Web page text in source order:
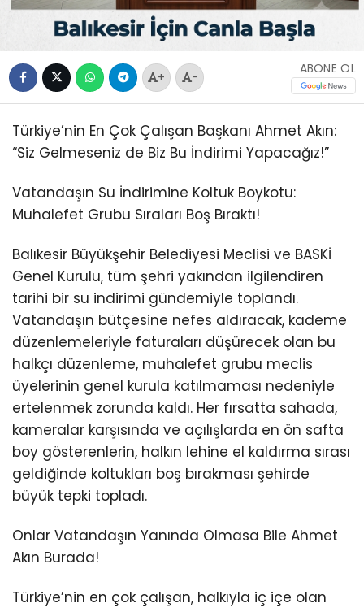
+ -
ABONE OL
Türkiye’nin En Çok Çalışan Başkanı Ahmet Akın:
“Siz Gelmeseniz de Biz Bu İndirimi Yapacağız!”
Vatandaşın Su İndirimine Koltuk Boykotu:
Muhalefet Grubu Sıraları Boş Bıraktı!
Balıkesir Büyükşehir Belediyesi Meclisi ve BASKİ
Genel Kurulu, tüm şehri yakından ilgilendiren
tarihi bir su indirimi gündemiyle toplandı.
Vatandaşın bütçesine nefes aldıracak, kademe
düzenlemeleriyle faturaları düşürecek olan bu
halkçı düzenleme, muhalefet grubu meclis
üyelerinin genel kurula katılmaması nedeniyle
ertelenmek zorunda kaldı. Her fırsatta sahada,
kameralar karşısında ve açılışlarda en ön safta
boy gösterenlerin, halkın lehine el kaldırma sırası
geldiğinde koltukları boş bırakması şehirde
büyük tepki topladı.
Onlar Vatandaşın Yanında Olmasa Bile Ahmet
Akın Burada!
Türkiye’nin en çok çalışan, halkıyla iç içe olan